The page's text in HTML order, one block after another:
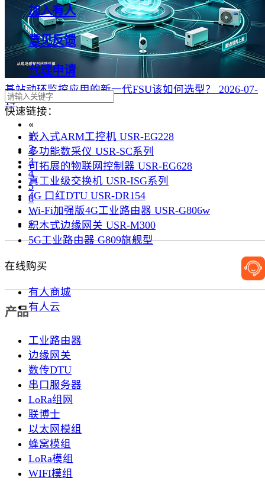
加入有人
意见反馈
代理申请
快速链接：
嵌入式ARM工控机 USR-EG228
多功能数采仪 USR-SC系列
可拓展的物联网控制器 USR-EG628
真工业级交换机 USR-ISG系列
4G 口红DTU USR-DR154
Wi-Fi加强版4G工业路由器 USR-G806w
积木式边缘网关 USR-M300
5G工业路由器 G809旗舰型
在线购买
有人商城
有人云
基站动环监控应用的新一代FSU该如何选型？
2026-07-
14
«
1
2
3
4
5
6
...
»
产品
工业路由器
边缘网关
数传DTU
串口服务器
LoRa组网
联博士
以太网模组
蜂窝模组
LoRa模组
WIFI模组